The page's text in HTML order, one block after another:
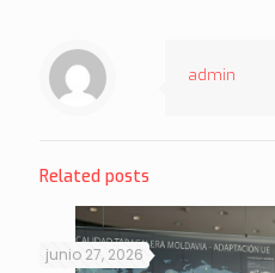
admin
Related posts
junio 27, 2026